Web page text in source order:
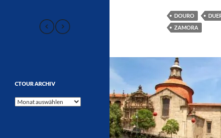
DOURO
ZAMORA
CTOUR ARCHIV
CTOUR